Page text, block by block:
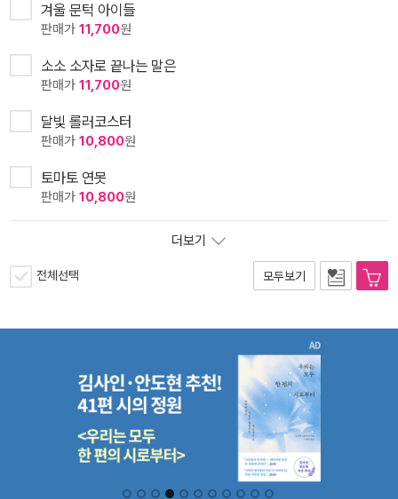
겨울 문턱 아이들
판매가 11,700원
소소 소자로 끝나는 말은
판매가 11,700원
달빛 롤러코스터
판매가 10,800원
토마토 연못
판매가 10,800원
더보기
전체선택 모두보기